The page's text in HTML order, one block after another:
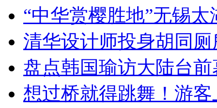
“中华赏樱胜地”无锡
清华设计师投身胡同
盘点韩国瑜访大陆台
想过桥就得跳舞！游客